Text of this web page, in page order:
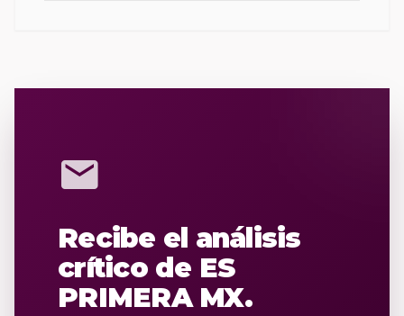
mail
Recibe el análisis
crítico de ES
PRIMERA MX.